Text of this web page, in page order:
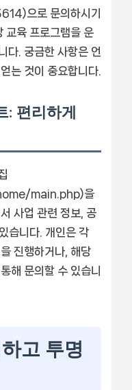
으로 문의하시기
교육 프로그램을 운
다. 궁금한 사항은 언
는 것이 중요합니다.
: 편리하게
main.php)을
사업 관련 정보, 공
습니다. 개인은 각
진행하거나, 해당
해 문의할 수 있습니
고 투명